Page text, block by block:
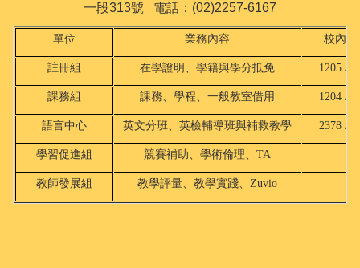
一段313號 電話：(02)2257-6167
單位 業務內容 校內
註冊組 在學證明、學籍與學分抵免 1205 /
課務組 課務、學程、一般教室借用 1204 /
語言中心 英文分班、英檢輔導班與補救教學 2378 /
學習促進組 競賽補助、學術倫理、TA
教師發展組 教學評量、教學實踐、Zuvio